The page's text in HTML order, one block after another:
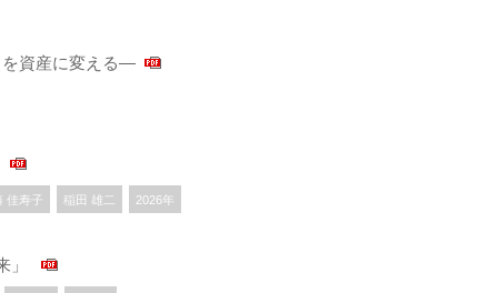
を資産に変える―
佳寿子 稲田 雄二 2026年
」